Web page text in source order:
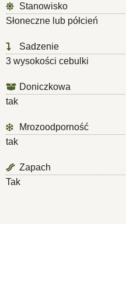
Stanowisko
Słoneczne lub półcień
Sadzenie
3 wysokości cebulki
Doniczkowa
tak
Mrozoodporność
tak
Zapach
Tak